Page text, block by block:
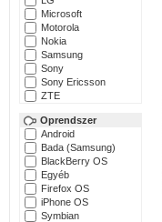
Microsoft
Motorola
Nokia
Samsung
Sony
Sony Ericsson
ZTE
Oprendszer
Android
Bada (Samsung)
BlackBerry OS
Egyéb
Firefox OS
iPhone OS
Symbian